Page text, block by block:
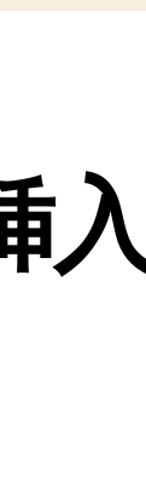
入